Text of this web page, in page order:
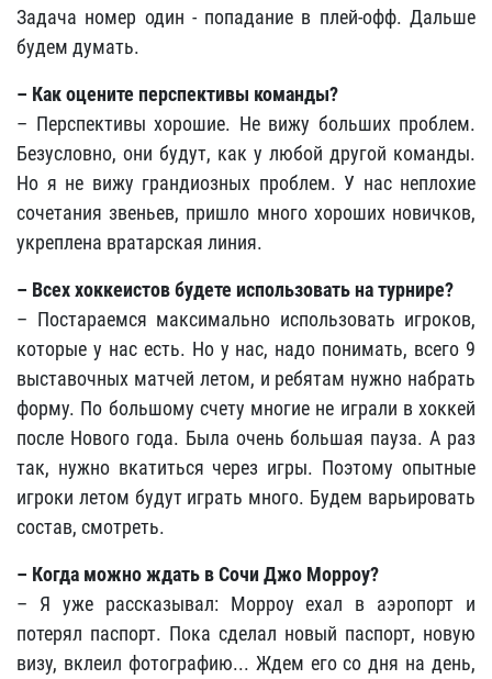
Задача номер один - попадание в плей-офф. Дальше
будем думать.
– Как оцените перспективы команды?
– Перспективы хорошие. Не вижу больших проблем.
Безусловно, они будут, как у любой другой команды.
Но я не вижу грандиозных проблем. У нас неплохие
сочетания звеньев, пришло много хороших новичков,
укреплена вратарская линия.
– Всех хоккеистов будете использовать на турнире?
– Постараемся максимально использовать игроков,
которые у нас есть. Но у нас, надо понимать, всего 9
выставочных матчей летом, и ребятам нужно набрать
форму. По большому счету многие не играли в хоккей
после Нового года. Была очень большая пауза. А раз
так, нужно вкатиться через игры. Поэтому опытные
игроки летом будут играть много. Будем варьировать
состав, смотреть.
– Когда можно ждать в Сочи Джо Морроу?
– Я уже рассказывал: Морроу ехал в аэропорт и
потерял паспорт. Пока сделал новый паспорт, новую
визу, вклеил фотографию... Ждем его со дня на день,